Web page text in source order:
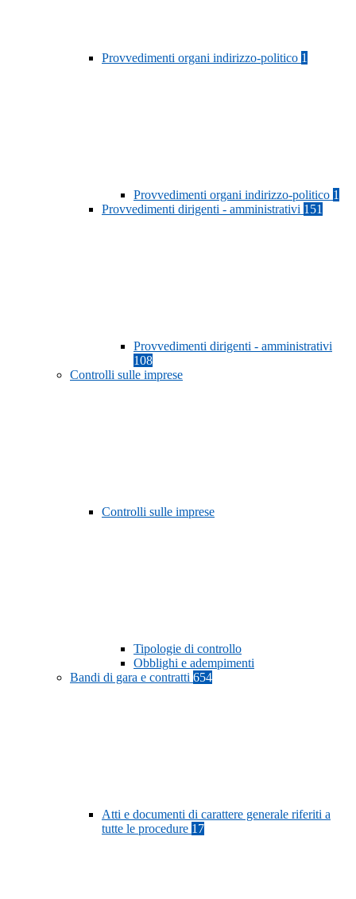
Provvedimenti organi indirizzo-politico 1
Provvedimenti organi indirizzo-politico 1
Provvedimenti dirigenti - amministrativi 151
Provvedimenti dirigenti - amministrativi
108
Controlli sulle imprese
Controlli sulle imprese
Tipologie di controllo
Obblighi e adempimenti
Bandi di gara e contratti 654
Atti e documenti di carattere generale riferiti a
tutte le procedure 17